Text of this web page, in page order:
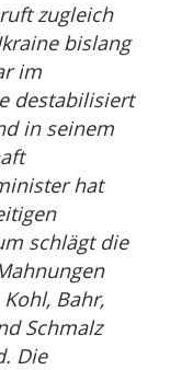
zugleich
bislang
im
destabilisiert
in seinem
hat
schlägt die
Bahr,
Schmalz
Die